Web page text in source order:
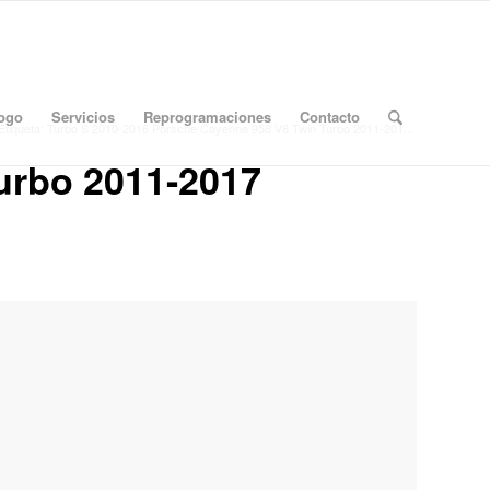
Servicios Reprogramaciones Contacto
Etiqueta: Turbo S 2010-2016 Porsche Cayenne 958 V8 Twin Turbo 2011-201...
2011-2017